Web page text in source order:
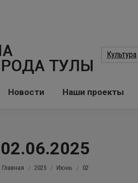
Культура
Новости Наши проекты
02.06.2025
Вы здесь:
Главная 2025 Июнь 02